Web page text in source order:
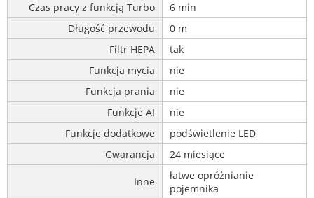
Czas pracy z funkcją Turbo
6 min
Długość przewodu
0 m
Filtr HEPA
tak
Funkcja mycia
nie
Funkcja prania
nie
Funkcje AI
nie
Funkcje dodatkowe
podświetlenie LED
Gwarancja
24 miesiące
Inne
łatwe opróżnianie
pojemnika